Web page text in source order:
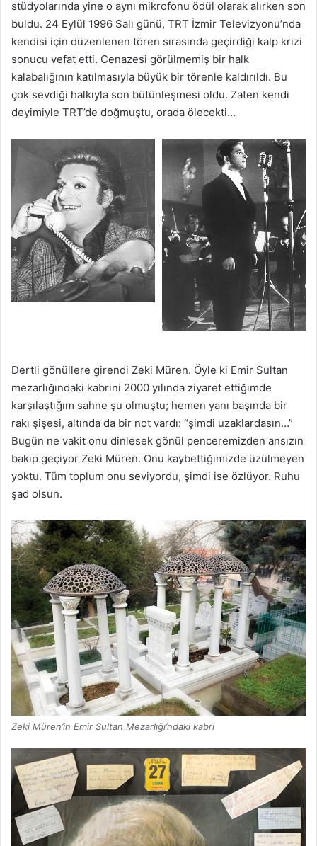
stüdyolarında yine o aynı mikrofonu ödül olarak alırken son
buldu. 24 Eylül 1996 Salı günü, TRT İzmir Televizyonu’nda
kendisi için düzenlenen tören sırasında geçirdiği kalp krizi
sonucu vefat etti. Cenazesi görülmemiş bir halk
kalabalığının katılmasıyla büyük bir törenle kaldırıldı. Bu
çok sevdiği halkıyla son bütünleşmesi oldu. Zaten kendi
deyimiyle TRT’de doğmuştu, orada ölecekti…
Dertli gönüllere girendi Zeki Müren. Öyle ki Emir Sultan
mezarlığındaki kabrini 2000 yılında ziyaret ettiğimde
karşılaştığım sahne şu olmuştu; hemen yanı başında bir
rakı şişesi, altında da bir not vardı: “şimdi uzaklardasın…”
Bugün ne vakit onu dinlesek gönül penceremizden ansızın
bakıp geçiyor Zeki Müren. Onu kaybettiğimizde üzülmeyen
yoktu. Tüm toplum onu seviyordu, şimdi ise özlüyor. Ruhu
şad olsun.
Zeki Müren’in Emir Sultan Mezarlığı’ndaki kabri